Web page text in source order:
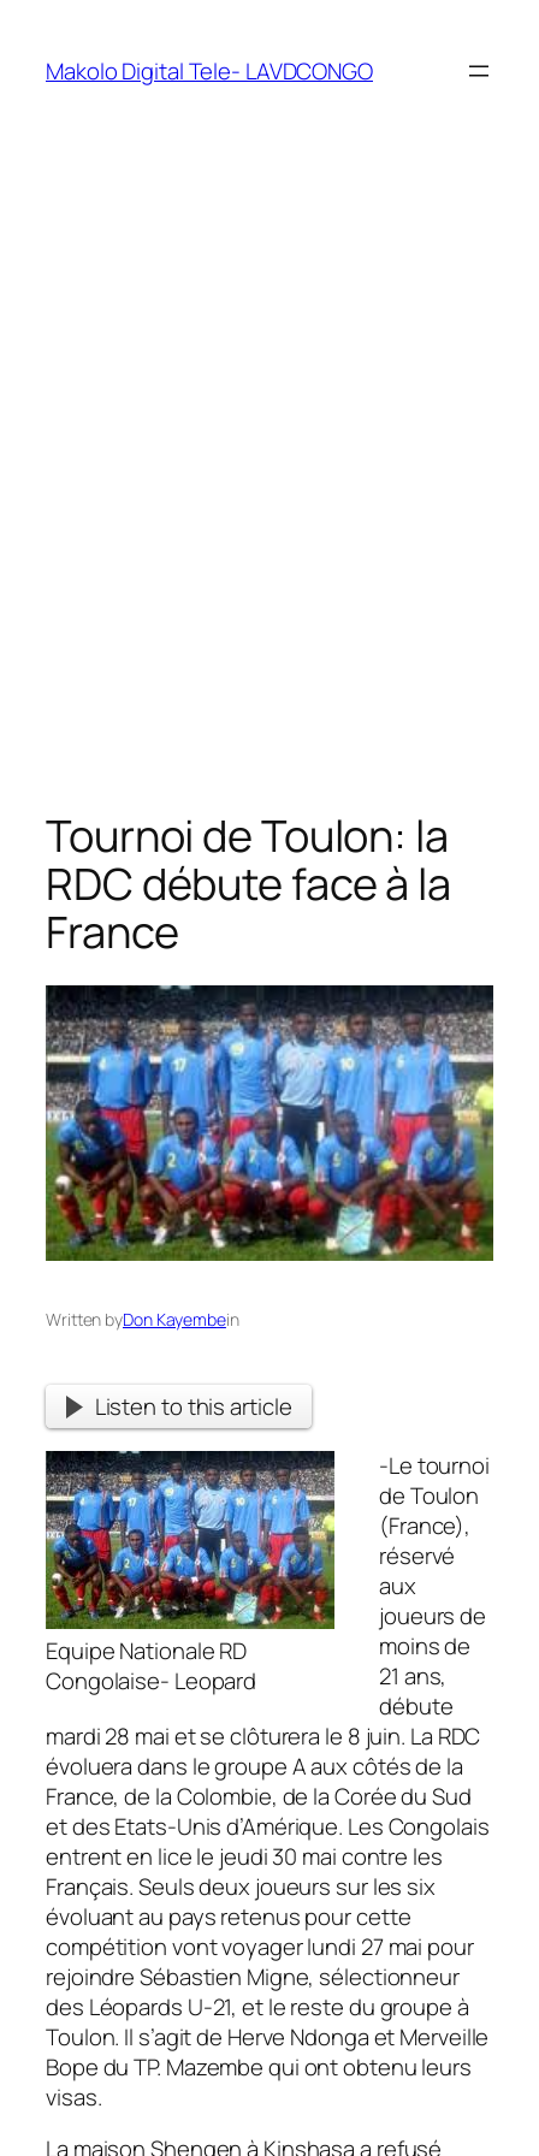
Makolo Digital Tele- LAVDCONGO
Tournoi de Toulon: la
RDC débute face à la
France
Written byDon Kayembein
Listen to this article
Equipe Nationale RD
Congolaise- Leopard
-Le tournoi
de Toulon
(France),
réservé
aux
joueurs de
moins de
21 ans,
débute
mardi 28 mai et se clôturera le 8 juin. La RDC
évoluera dans le groupe A aux côtés de la
France, de la Colombie, de la Corée du Sud
et des Etats-Unis d’Amérique. Les Congolais
entrent en lice le jeudi 30 mai contre les
Français. Seuls deux joueurs sur les six
évoluant au pays retenus pour cette
compétition vont voyager lundi 27 mai pour
rejoindre Sébastien Migne, sélectionneur
des Léopards U-21, et le reste du groupe à
Toulon. Il s’agit de Herve Ndonga et Merveille
Bope du TP. Mazembe qui ont obtenu leurs
visas.
La maison Shengen à Kinshasa a refusé